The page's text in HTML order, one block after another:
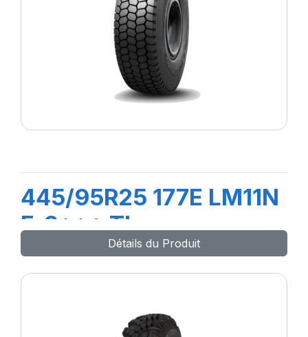
445/95R25 177E LM11N
E-2*** TL
Détails du Produit